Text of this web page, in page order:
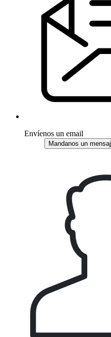
Envíenos un email
Mandanos un